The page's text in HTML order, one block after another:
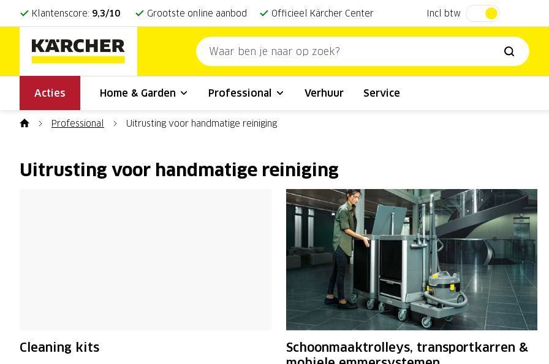
Klantenscore: 9,3/10 Grootste online aanbod Officieel Kärcher Center
Acties Home & Garden Professional Verhuur Service
Incl btw
Professional Uitrusting voor handmatige reiniging
Uitrusting voor handmatige reiniging
Cleaning kits
Schoonmaaktrolleys, transportkarren &